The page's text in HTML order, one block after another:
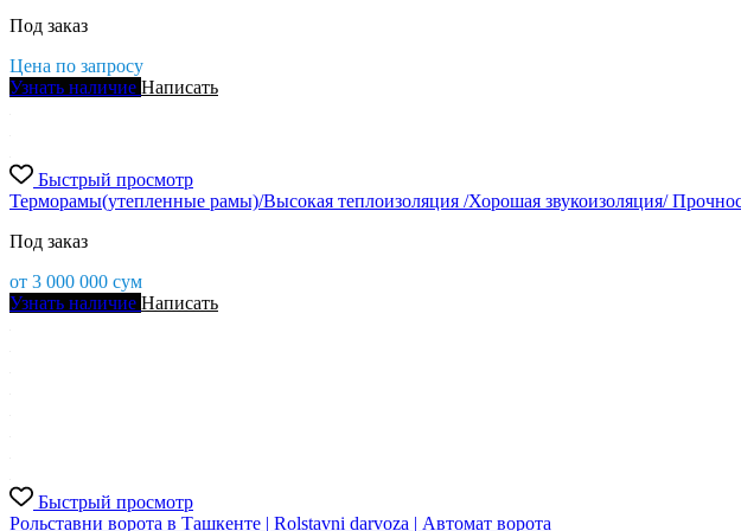
Под заказ
Цена по запросу
Узнать наличие Написать
Быстрый просмотр
Терморамы(утепленные рамы)/Высокая теплоизоляция /Хорошая звукоизоляция/
Под заказ
от 3 000 000 сум
Узнать наличие Написать
Быстрый просмотр
Рольставни ворота в Ташкенте | Rolstavni darvoza | Автомат ворота